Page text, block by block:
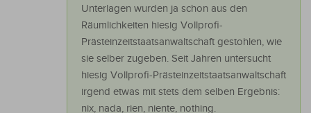
Unterlagen wurden ja schon aus den
Räumlichkeiten hiesig Vollprofi-
Prästeinzeitstaatsanwaltschaft gestohlen, wie
sie selber zugeben. Seit Jahren untersucht
hiesig Vollprofi-Prästeinzeitstaatsanwaltschaft
irgend etwas mit stets dem selben Ergebnis:
nix, nada, rien, niente, nothing.